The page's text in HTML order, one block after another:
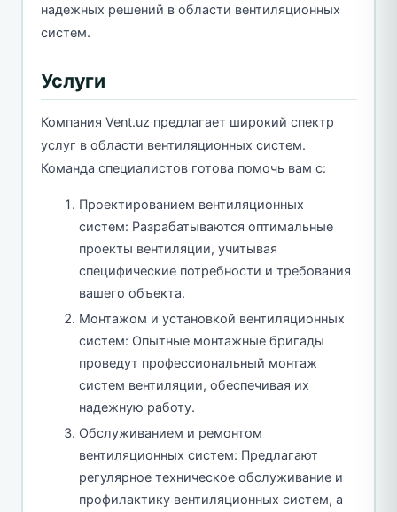
надежных решений в области вентиляционных
систем.
Услуги
Компания Vent.uz предлагает широкий спектр
услуг в области вентиляционных систем.
Команда специалистов готова помочь вам с:
Проектированием вентиляционных
систем: Разрабатываются оптимальные
проекты вентиляции, учитывая
специфические потребности и требования
вашего объекта.
Монтажом и установкой вентиляционных
систем: Опытные монтажные бригады
проведут профессиональный монтаж
систем вентиляции, обеспечивая их
надежную работу.
Обслуживанием и ремонтом
вентиляционных систем: Предлагают
регулярное техническое обслуживание и
профилактику вентиляционных систем, а